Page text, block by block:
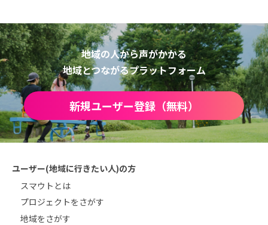
地域の人から声がかかる
地域とつながるプラットフォーム
新規ユーザー登録（無料）
ユーザー(地域に行きたい人)の方
スマウトとは
プロジェクトをさがす
地域をさがす